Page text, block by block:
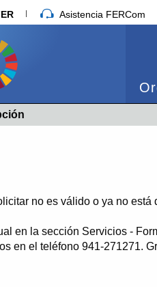
Asistencia FERCom
no es válido o ya no
en la sección Servicios -
en el teléfono 941-271271.